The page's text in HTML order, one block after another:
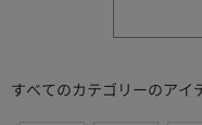
すべてのカテゴリーのアイ